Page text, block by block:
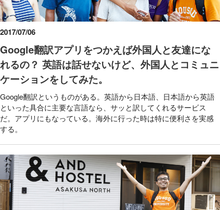
Google翻訳アプリをつかえば外国人と友達にな
れるの？ 英語は話せないけど、外国人とコミュニ
ケーションをしてみた。
2017/07/06
Google翻訳というものがある。英語から日本語、日本語から英語
といった具合に主要な言語なら、サッと訳してくれるサービス
だ。アプリにもなっている。海外に行った時は特に便利さを実感
する。